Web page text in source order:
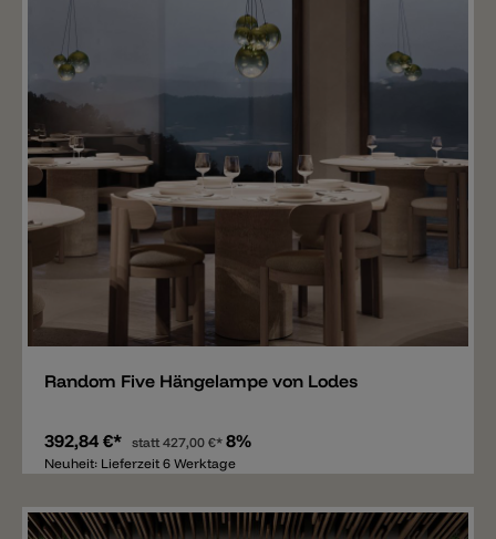
Merken
Random Five Hängelampe von Lodes
392,84 €* statt427,00 €* 8%
Neuheit: Lieferzeit 6 Werktage